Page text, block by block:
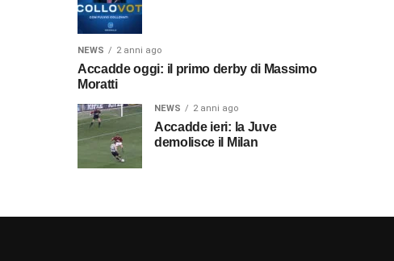
NEWS 2 anni ago
Accadde oggi: il primo derby di Massimo
Moratti
NEWS 2 anni ago
Accadde ieri: la Juve
demolisce il Milan